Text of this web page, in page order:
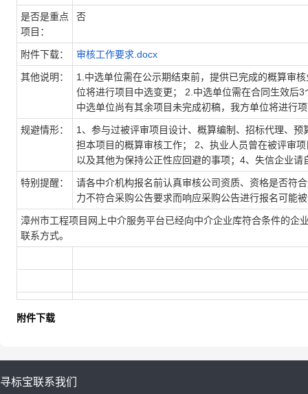
是否是重点
项目：
否
附件下载： 审核工作要求.docx
其他说明：
1.中选单位需在公示期结束前，提供已完成的概算审
位将进行项目中选变更； 2.中选单位需在合同生效后
中选单位尚有其余项目未完成初稿，我方单位将进行
规避情形：
1、参与过被评审项目设计、概算编制、招标代理、
担本项目的概算审核工作； 2、执业人员曾在被评审
以及其他为保持公正性应回避的事项；4、失信企业请
特别提醒：
请各中介机构报名前认真审核公司资质、资格是否符
力不符合采购公告要求而响应采购公告进行报名可能
漳州市工程项目网上中介服务平台已经向中介企业库符合条件的企
联系方式。
附件下载
寻标宝联系我们